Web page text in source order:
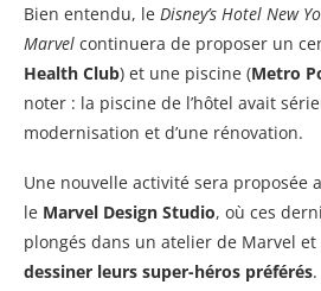
Bien entendu, le Disney’s Hotel New
Marvel continuera de proposer un
Health Club) et une piscine (Metro
noter : la piscine de l’hôtel avait
modernisation et d’une rénovation.
Une nouvelle activité sera proposée
le Marvel Design Studio, où ces
plongés dans un atelier de Marvel
dessiner leurs super-héros préférés.